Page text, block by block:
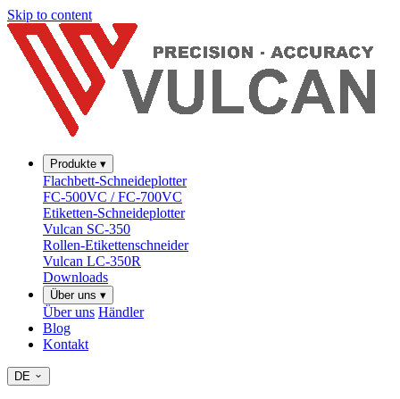
Skip to content
Produkte ▾
Flachbett-Schneideplotter
FC-500VC / FC-700VC
Etiketten-Schneideplotter
Vulcan SC-350
Rollen-Etikettenschneider
Vulcan LC-350R
Downloads
Über uns ▾
Über uns Händler
Blog
Kontakt
DE